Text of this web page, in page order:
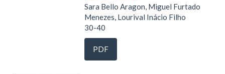
Sara Bello Aragon, Miguel Furtado
Menezes, Lourival Inácio Filho
30-40
PDF